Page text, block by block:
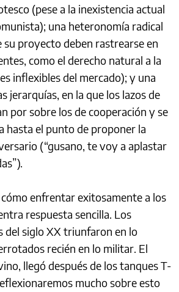
(pese a la inexistencia actual
una heteronomía radical
proyecto deben rastrearse en
como el derecho natural a la
inflexibles del mercado); y una
jerarquías, en la que los lazos de
por sobre los de cooperación y se
hasta el punto de proponer la
(“gusano, te voy a aplastar
enfrentar exitosamente a los
respuesta sencilla. Los
del siglo XX triunfaron en lo
recién en lo militar. El
llegó después de los tanques T-
mucho sobre esto